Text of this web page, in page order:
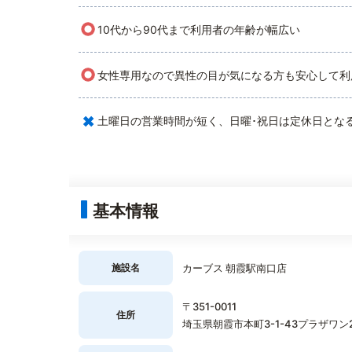
○10代から90代まで利用者の年齢が幅広い
○女性専用なので異性の目が気になる方も安心して
× 土曜日の営業時間が短く、日曜･祝日は定休日とな
基本情報
施設名 カーブス 朝霞駅南口店
住所
〒351-0011
埼玉県朝霞市本町3-1-43プラザワン